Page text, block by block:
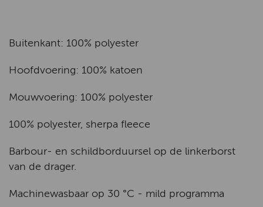
Buitenkant: 100% polyester
Hoofdvoering: 100% katoen
Mouwvoering: 100% polyester
100% polyester, sherpa fleece
Barbour- en schildborduursel op de linkerborst
van de drager.
Machinewasbaar op 30 °C - mild programma